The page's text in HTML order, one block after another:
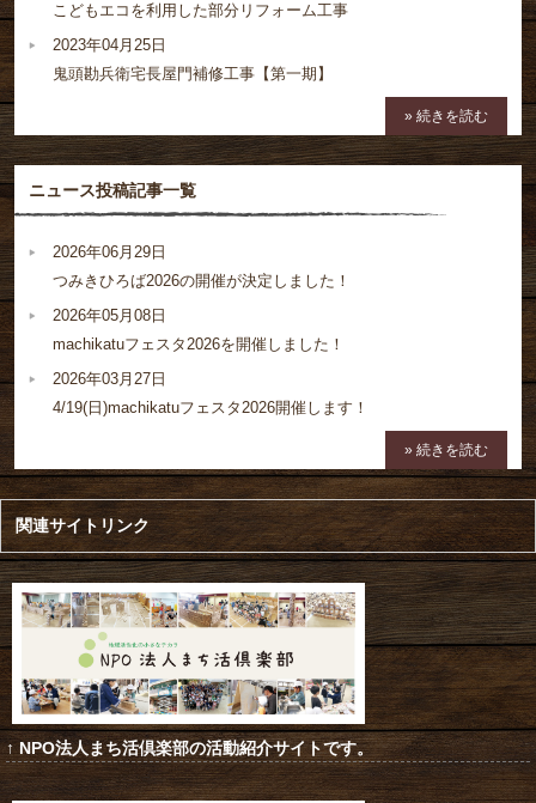
こどもエコを利用した部分リフォーム工事
2023年04月25日
鬼頭勘兵衛宅長屋門補修工事【第一期】
» 続きを読む
ニュース投稿記事一覧
2026年06月29日
つみきひろば2026の開催が決定しました！
2026年05月08日
machikatuフェスタ2026を開催しました！
2026年03月27日
4/19(日)machikatuフェスタ2026開催します！
» 続きを読む
関連サイトリンク
↑ NPO法人まち活倶楽部の活動紹介サイトです。